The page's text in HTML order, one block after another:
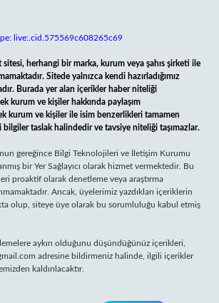
live:.cid.575569c608265c69
sitesi, herhangi bir marka, kurum veya şahıs şirketi ile
Sitede yalnızca kendi hazırladığımız
Burada yer alan içerikler haber niteliği
kurum ve kişiler hakkında paylaşım
kurum ve kişiler ile isim benzerlikleri tamamen
taslak halindedir ve tavsiye niteliği taşımazlar.
gereğince Bilgi Teknolojileri ve İletişim Kurumu
bir Yer Sağlayıcı olarak hizmet vermektedir. Bu
proaktif olarak denetleme veya araştırma
Ancak, üyelerimiz yazdıkları içeriklerin
olup, siteye üye olarak bu sorumluluğu kabul etmiş
aykırı olduğunu düşündüğünüz içerikleri,
adresine bildirmeniz halinde, ilgili içerikler
kaldırılacaktır.